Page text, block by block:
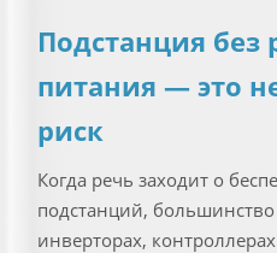
Подстанция без
питания — это
риск
Когда речь заходит о
подстанций,
инверторах,